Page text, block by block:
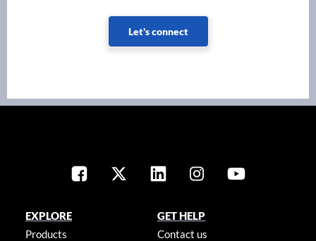
Let's connect
EXPLORE
Products
GET HELP
Contact us